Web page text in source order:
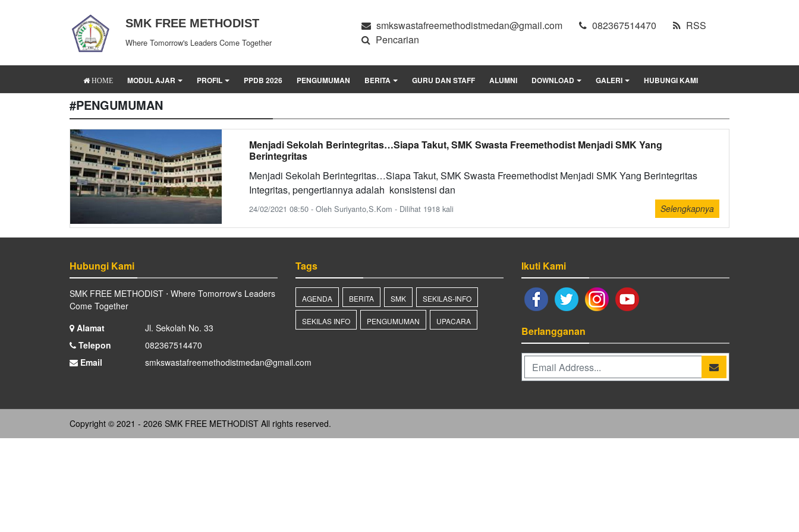
SMK FREE METHODIST
Where Tomorrow's Leaders Come Together
smkswastafreemethodistmedan@gmail.com 082367514470
RSS
Pencarian
HOME MODUL AJAR PROFIL PPDB 2026 PENGUMUMAN BERITA GURU DAN STAFF ALUMNI DOWNLOAD GALERI HUBUNGI KAMI
#PENGUMUMAN
Menjadi Sekolah Berintegritas…Siapa Takut, SMK Swasta Freemethodist Menjadi SMK Yang
Berintegritas
Menjadi Sekolah Berintegritas…Siapa Takut, SMK Swasta Freemethodist Menjadi SMK Yang Berintegritas
Integritas, pengertiannya adalah konsistensi dan
24/02/2021 08:50 - Oleh Suriyanto,S.Kom - Dilihat 1918 kali Selengkapnya
Hubungi Kami
SMK FREE METHODIST ⋅ Where Tomorrow's Leaders
Come Together
Alamat
Jl. Sekolah No. 33
Telepon
082367514470
Email
smkswastafreemethodistmedan@gmail.com
Tags
AGENDA BERITA SMK SEKILAS-INFO
SEKILAS INFO PENGUMUMAN UPACARA
Ikuti Kami
Berlangganan
Copyright © 2021 - 2026 SMK FREE METHODIST All rights reserved.